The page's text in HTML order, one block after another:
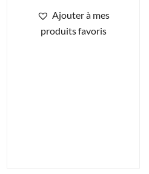
Ajouter à mes
produits favoris